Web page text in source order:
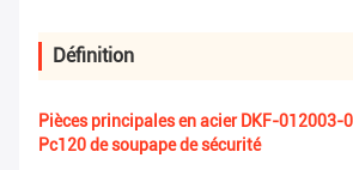
Définition
Pièces principales en acier DKF-012003-
Pc120 de soupape de sécurité